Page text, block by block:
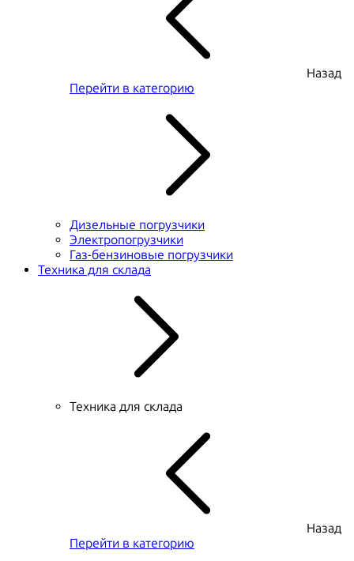
Назад
Перейти в категорию
Дизельные погрузчики
Электропогрузчики
Газ-бензиновые погрузчики
Техника для склада
Техника для склада
Назад
Перейти в категорию